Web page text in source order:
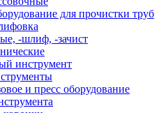
для прочистки труб
-шлиф, -зачист
инструмент
и пресс оборудование